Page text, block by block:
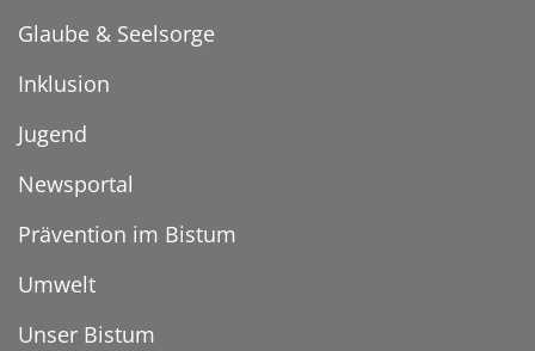
Glaube & Seelsorge
Inklusion
Jugend
Newsportal
Prävention im Bistum
Umwelt
Unser Bistum